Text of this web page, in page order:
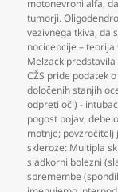
motonevroni alfa,
tumorji.
vezivnega tkiva,da
nocicepcije –
Melzack
CŽS pride podatek
določenih stanjih
odpreti oči) -
pogost pojav,
motnje; povzročitelj
skleroze: Multipla
sladkorni bolezni
spremembe